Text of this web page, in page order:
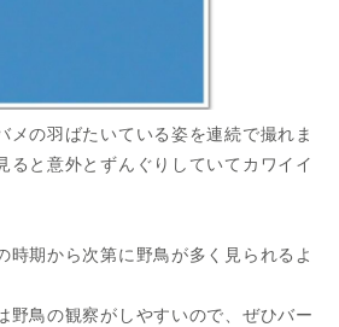
メの羽ばたいている姿を連続で撮れま
ると意外とずんぐりしていてカワイイ
時期から次第に野鳥が多く見られるよ
野鳥の観察がしやすいので、ぜひバー